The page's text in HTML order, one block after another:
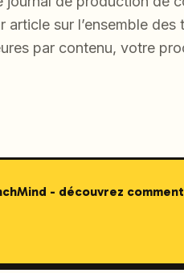
sur l’ensemble
par contenu, votre
- découvrez